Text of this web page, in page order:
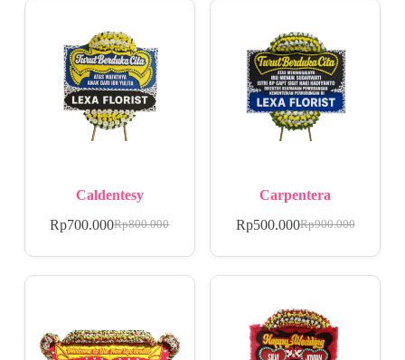
Caldentesy
Rp800.000
Rp700.000
Carpentera
Rp900.000
Rp500.000